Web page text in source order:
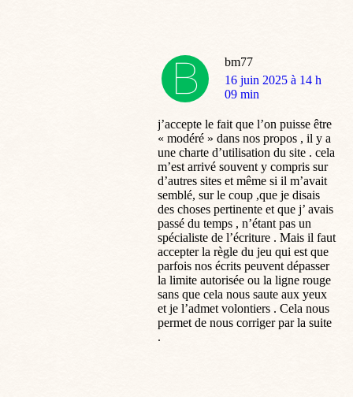
bm77
dit
:
16 juin 2025 à 14 h
09 min
j’accepte le fait que l’on puisse être
« modéré » dans nos propos , il y a
une charte d’utilisation du site . cela
m’est arrivé souvent y compris sur
d’autres sites et même si il m’avait
semblé, sur le coup ,que je disais
des choses pertinente et que j’ avais
passé du temps , n’étant pas un
spécialiste de l’écriture . Mais il faut
accepter la règle du jeu qui est que
parfois nos écrits peuvent dépasser
la limite autorisée ou la ligne rouge
sans que cela nous saute aux yeux
et je l’admet volontiers . Cela nous
permet de nous corriger par la suite
.